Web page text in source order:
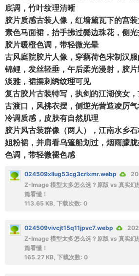
底调，竹叶纹理清晰
胶片质感古装人像，红墙黛瓦下的宫
素色马面裙，抬手拂过鬓边珠花，侧
胶片暖橙色调，带轻微光晕
古风庭院胶片人像，穿藕荷色宋制汉
锦鲤，发丝轻垂，午后柔光漫射，胶
淡雅，裙摆刺绣纹理可见
复古胶片古装特写，执剑的江湖侠女
古渡口，风拂衣摆，侧逆光营造凌厉气
冷调质感，皮肤有自然肌理
胶片风古装群像（两人），江南水乡
姐粉裙，并肩看乌篷船划过，烟雨朦
色调，带轻微褪色感
024509xllug53cg3crlxmr.webp
Z-Image 模型太多怎么选？原版 vs 真实幻
篇看懂！
113.65 KB, 下载次数: 0
024509vivcjt15q11jpvc7.webp
Z-Image 模型太多怎么选？原版 vs 真实幻
篇看懂！
165.27 KB, 下载次数: 0